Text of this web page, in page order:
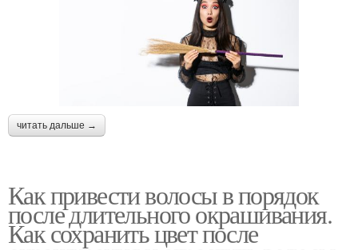
читать дальше →
Как привести волосы в порядок
после длительного окрашивания.
Как сохранить цвет после